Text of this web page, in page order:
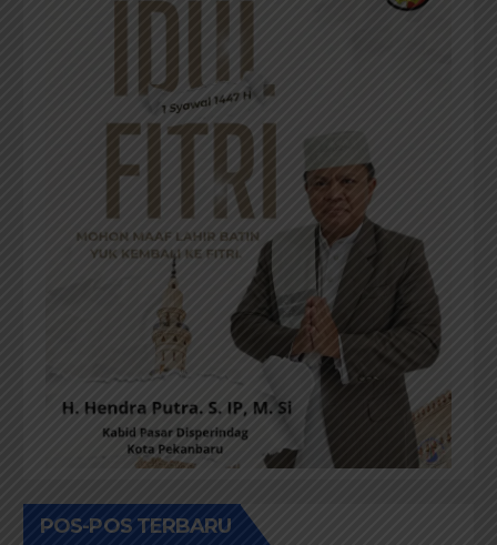
POS-POS TERBARU